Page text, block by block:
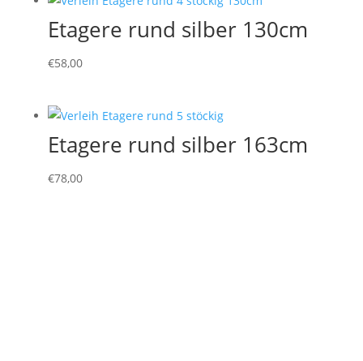
Etagere rund silber 130cm
€58,00
Etagere rund silber 163cm
€78,00